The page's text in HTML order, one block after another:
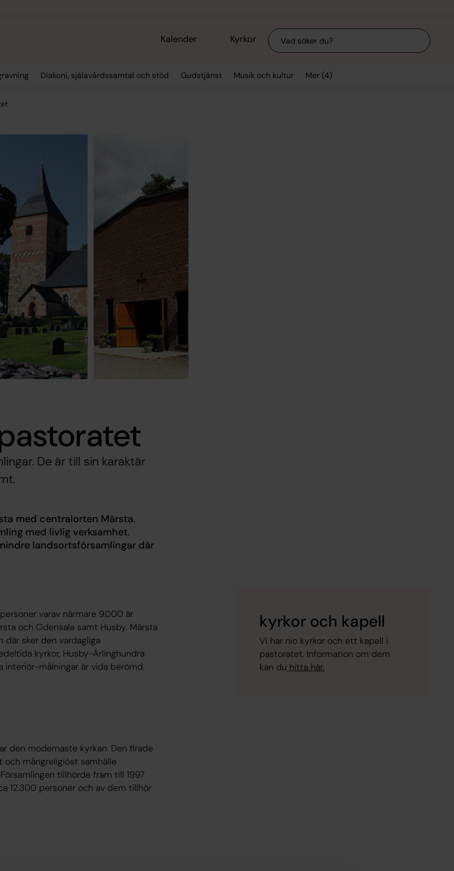
Kalender Kyrkor Sök
Diakoni, själavårdssamtal och stöd Gudstjänst Musik och kultur Mer (4)
De är till sin karaktär
med centralorten Märsta.
med livlig verksamhet.
landsortsförsamlingar där
varav närmare 9.000 är
och Odensala samt Husby. Märsta
där sker den vardagliga
kyrkor, Husby-Ärlinghundra
interiör-målningar är vida berömd.
den modernaste kyrkan. Den firade
mångreligiöst samhälle
tillhörde fram till 1997
12.300 personer och av dem tillhör
kyrkor och kapell
Vi har nio kyrkor och ett kapell i
pastoratet. Information om dem
kan du hitta här.